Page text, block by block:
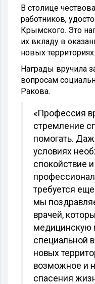
В столице
работников,
Крымского. Это
их вкладу в
новых территориях.
Награды вручила
вопросам
Ракова.
«Профессия
стремление
помогать.
условиях
спокойствие
требуется
мы
врачей,
медицинскую
специальной
новых
возможное и
спасения